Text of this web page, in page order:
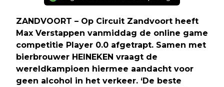
ZANDVOORT – Op Circuit Zandvoort heeft
Max Verstappen vanmiddag de online game
competitie Player 0.0 afgetrapt. Samen met
bierbrouwer HEINEKEN vraagt de
wereldkampioen hiermee aandacht voor
geen alcohol in het verkeer. ‘De beste